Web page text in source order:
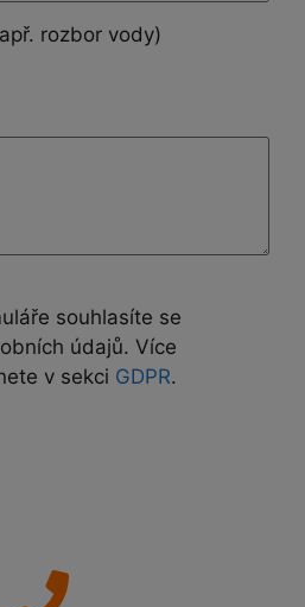
rozbor vody)
souhlasíte se
údajů. Více
v sekci GDPR.